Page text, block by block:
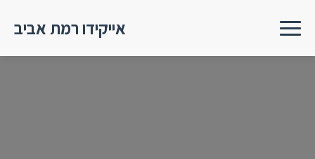
אייקידו רמת אביב